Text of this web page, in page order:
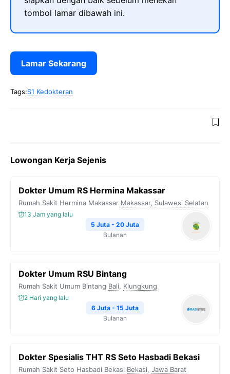
tombol lamar dibawah ini.
Lamar Sekarang
Tags:S1 Kedokteran
Lowongan Kerja Sejenis
Dokter Umum RS Hermina Makassar
Rumah Sakit Hermina Makassar Makassar, Sulawesi Selatan
13 Jam yang lalu
5 Juta - 20 Juta
Bulanan
Dokter Umum RSU Bintang
Rumah Sakit Umum Bintang Bali, Klungkung
2 Hari yang lalu
6 Juta - 15 Juta
Bulanan
Dokter Spesialis THT RS Seto Hasbadi Bekasi
Rumah Sakit Seto Hasbadi Bekasi Bekasi, Jawa Barat